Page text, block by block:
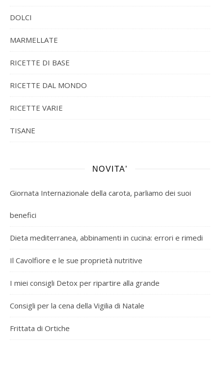
DOLCI
MARMELLATE
RICETTE DI BASE
RICETTE DAL MONDO
RICETTE VARIE
TISANE
NOVITA’
Giornata Internazionale della carota, parliamo dei suoi
benefici
Dieta mediterranea, abbinamenti in cucina: errori e rimedi
Il Cavolfiore e le sue proprietà nutritive
I miei consigli Detox per ripartire alla grande
Consigli per la cena della Vigilia di Natale
Frittata di Ortiche